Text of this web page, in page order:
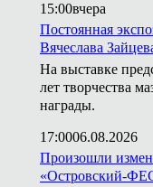
15:00вчера
Постоянная
Вячеслава
На выставке
лет творчества
награды.
17:0006.08.2026
Произошли
«Островский-